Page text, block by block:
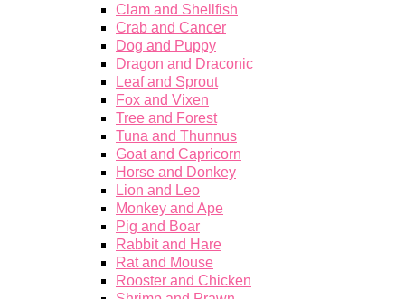
Clam and Shellfish
Crab and Cancer
Dog and Puppy
Dragon and Draconic
Leaf and Sprout
Fox and Vixen
Tree and Forest
Tuna and Thunnus
Goat and Capricorn
Horse and Donkey
Lion and Leo
Monkey and Ape
Pig and Boar
Rabbit and Hare
Rat and Mouse
Rooster and Chicken